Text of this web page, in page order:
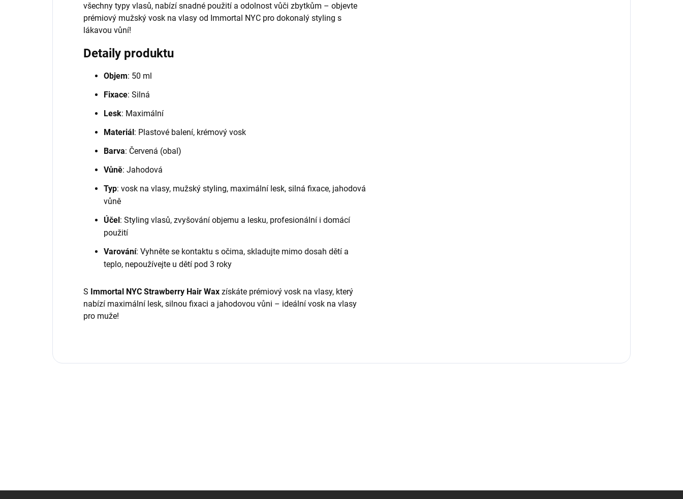
všechny typy vlasů, nabízí snadné použití a odolnost vůči zbytkům – objevte
prémiový mužský vosk na vlasy od Immortal NYC pro dokonalý styling s
lákavou vůní!
Detaily produktu
Objem: 50 ml
Fixace: Silná
Lesk: Maximální
Materiál : Plastové balení, krémový vosk
Barva: Červená (obal)
Vůně: Jahodová
Typ: vosk na vlasy, mužský styling, maximální lesk, silná fixace, jahodová
vůně
Účel : Styling vlasů, zvyšování objemu a lesku, profesionální i domácí
použití
Varování: Vyhněte se kontaktu s očima, skladujte mimo dosah dětí a
teplo, nepoužívejte u dětí pod 3 roky
S Immortal NYC Strawberry Hair Wax získáte prémiový vosk na vlasy, který
nabízí maximální lesk, silnou fixaci a jahodovou vůni – ideální vosk na vlasy
pro muže!